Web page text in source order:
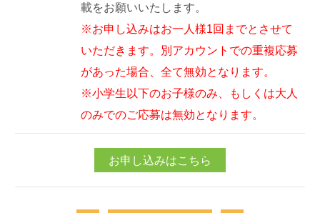
載をお願いいたします。
※お申し込みはお一人様1回までとさせて
いただきます。別アカウントでの重複応募
があった場合、全て無効となります。
※小学生以下のお子様のみ、もしくは大人
のみでのご応募は無効となります。
お申し込みはこちら